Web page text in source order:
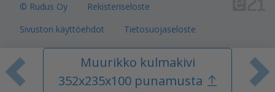
Muurikko kulmakivi
352x235x100 punamusta
© Rudus Oy
Rekisteriseloste
Sivuston käyttöehdot
Tietosuojaseloste
Verkkokauppojen toimitusalueet
Toimitusehdot
Evästeasetukset